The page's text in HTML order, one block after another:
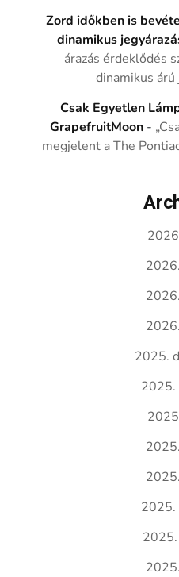
Zord időkben is
dinamikus
árazás érdeklődés
dinamikus
Csak Egyetlen
GrapefruitMoon -
megjelent a The
2025.
2025.
2025.